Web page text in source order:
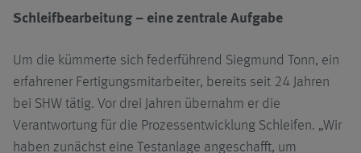
Schleifbearbeitung – eine zentrale Aufgabe
Um die kümmerte sich federführend Siegmund Tonn, ein
erfahrener Fertigungsmitarbeiter, bereits seit 24 Jahren
bei SHW tätig. Vor drei Jahren übernahm er die
Verantwortung für die Prozessentwicklung Schleifen. „Wir
haben zunächst eine Testanlage angeschafft, um